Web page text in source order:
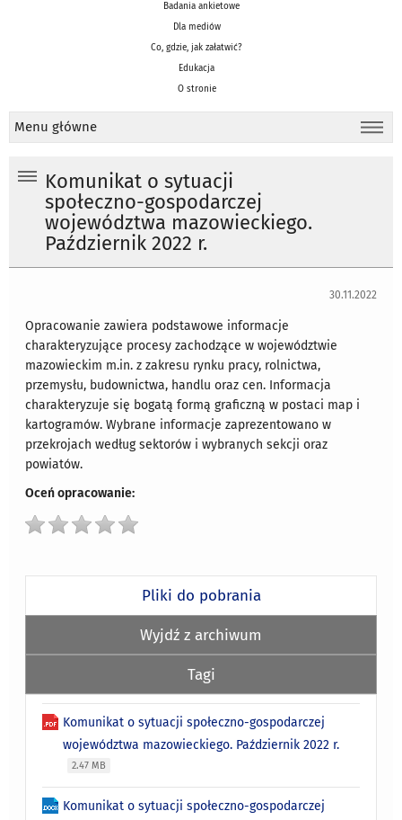
Badania ankietowe
Dla mediów
Co, gdzie, jak załatwić?
Edukacja
O stronie
Menu główne
Komunikat o sytuacji
społeczno-gospodarczej
województwa mazowieckiego.
Październik 2022 r.
30.11.2022
Opracowanie zawiera podstawowe informacje
charakteryzujące procesy zachodzące w województwie
mazowieckim m.in. z zakresu rynku pracy, rolnictwa,
przemysłu, budownictwa, handlu oraz cen. Informacja
charakteryzuje się bogatą formą graficzną w postaci map i
kartogramów. Wybrane informacje zaprezentowano w
przekrojach według sektorów i wybranych sekcji oraz
powiatów.
Oceń opracowanie:
Pliki do pobrania
Wyjdź z archiwum
Tagi
Komunikat o sytuacji społeczno-gospodarczej
województwa mazowieckiego. Październik 2022 r.
2.47 MB
Komunikat o sytuacji społeczno-gospodarczej